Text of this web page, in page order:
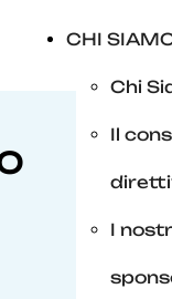
CHI
Chi
Il
I